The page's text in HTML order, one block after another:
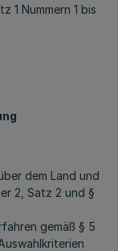
1 Nummern 1 bis
dem Land und
2, Satz 2 und §
gemäß § 5